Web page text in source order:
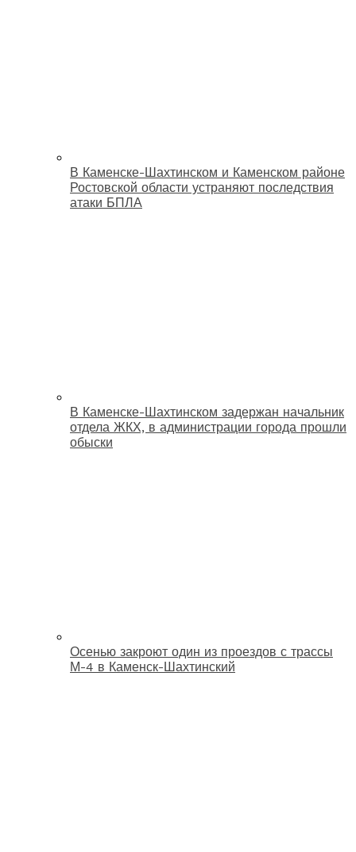
В Каменске-Шахтинском и Каменском районе
Ростовской области устраняют последствия
атаки БПЛА
В Каменске-Шахтинском задержан начальник
отдела ЖКХ, в администрации города прошли
обыски
Осенью закроют один из проездов с трассы
М-4 в Каменск-Шахтинский